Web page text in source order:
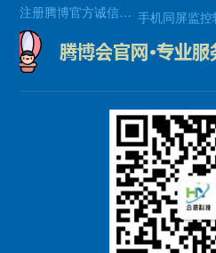
注册腾博官方诚信为本